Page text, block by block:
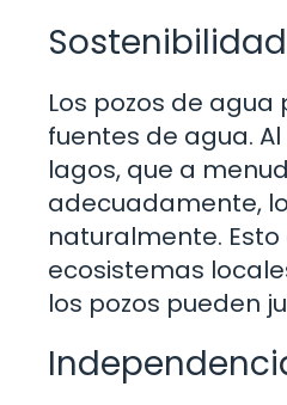
Los pozos de
fuentes de agua.
lagos, que a
adecuadamente,
naturalmente.
ecosistemas
los pozos pueden